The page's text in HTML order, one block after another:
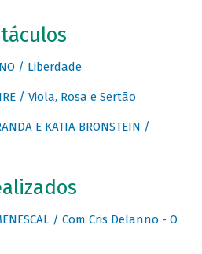
/ Liberdade
/ Viola, Rosa e Sertão
E KATIA BRONSTEIN /
/ Com Cris Delanno - O